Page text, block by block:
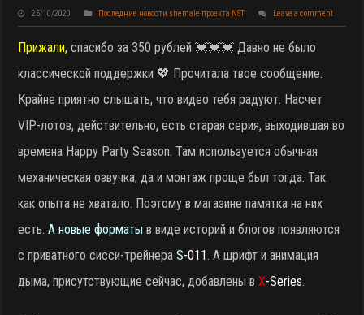
25/10/2020 Последние новости shemale-проекта NST Leave a comment
Прижали,спасибо за 350 рублей 💓💓💓 Давно не было
классической поддержки 💖 Прочитала твое сообщение.
Крайне приятно слышать, что видео тебя радуют. Насчет
VIP-лотов, действительно, есть старая серия, выходившая во
времена Happy Party Season. Там используется обычная
механическая озвучка, да и монтаж проще был тогда. Так
как опыта не хватало. Поэтому в магазине памятка на них
есть.А новые форматыв виде историй и блогов появляются
с приватного сисси-трейнераS-011. А шрифт и анимация
дыма, присутствующие сейчас, добавлены вX-Series.